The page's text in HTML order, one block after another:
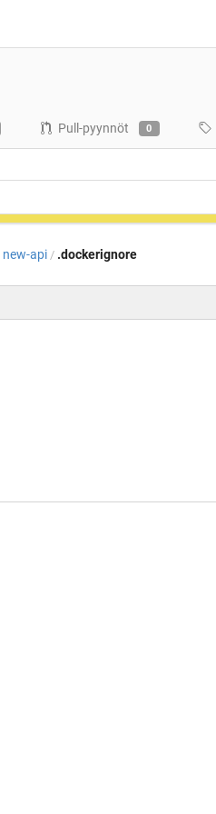
Pull-pyynnöt 0
new-api / .dockerignore